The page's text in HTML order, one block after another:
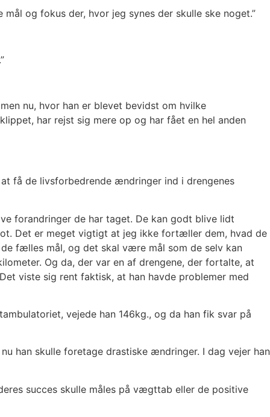
og fokus der, hvor jeg synes der skulle ske noget.”
nu, hvor han er blevet bevidst om hvilke
har rejst sig mere op og har fået en hel anden
få de livsforbedrende ændringer ind i drengenes
forandringer de har taget. De kan godt blive lidt
Det er meget vigtigt at jeg ikke fortæller dem, hvad de
fælles mål, og det skal være mål som de selv kan
Og da, der var en af drengene, der fortalte, at
viste sig rent faktisk, at han havde problemer med
vejede han 146kg., og da han fik svar på
han skulle foretage drastiske ændringer. I dag vejer han
succes skulle måles på vægttab eller de positive